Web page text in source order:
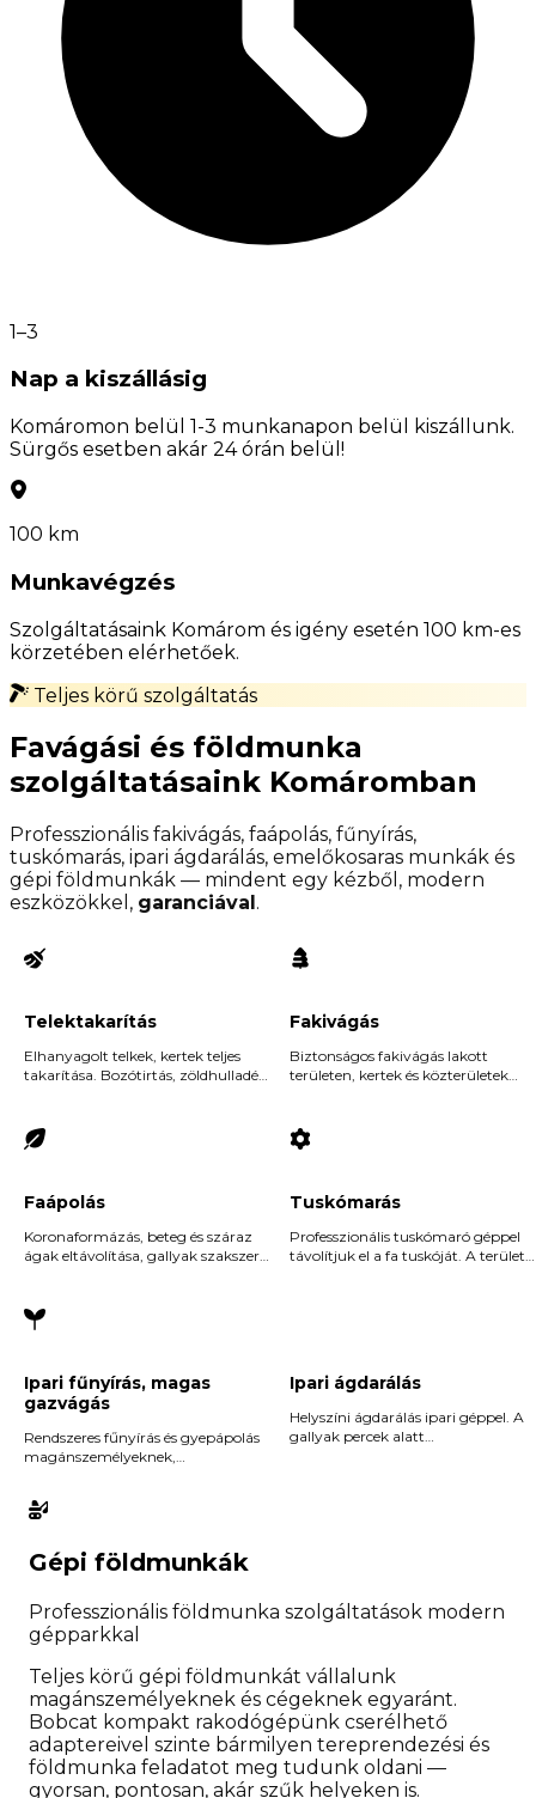
1–3
Nap a kiszállásig
Komáromon belül 1-3 munkanapon belül kiszállunk.
Sürgős esetben akár 24 órán belül!
100 km
Munkavégzés
Szolgáltatásaink Komárom és igény esetén 100 km-es
körzetében elérhetőek.
Teljes körű szolgáltatás
Favágási és földmunka
szolgáltatásaink Komáromban
Professzionális fakivágás, faápolás, fűnyírás,
tuskómarás, ipari ágdarálás, emelőkosaras munkák és
gépi földmunkák — mindent egy kézből, modern
eszközökkel, garanciával .
Telektakarítás
Elhanyagolt telkek, kertek teljes
takarítása. Bozótirtás, zöldhulladék
Fakivágás
Biztonságos fakivágás lakott
területen, kertek és közterületek
Faápolás
Koronaformázás, beteg és száraz
ágak eltávolítása, gallyak szakszerű
Tuskómarás
Professzionális tuskómaró géppel
távolítjuk el a fa tuskóját. A terület
Ipari fűnyírás, magas
gazvágás
Rendszeres fűnyírás és gyepápolás
magánszemélyeknek,
Ipari ágdarálás
Helyszíni ágdarálás ipari géppel. A
gallyak percek alatt
Gépi földmunkák
Professzionális földmunka szolgáltatások modern
gépparkkal
Teljes körű gépi földmunkát vállalunk
magánszemélyeknek és cégeknek egyaránt.
Bobcat kompakt rakodógépünk cserélhető
adaptereivel szinte bármilyen tereprendezési és
földmunka feladatot meg tudunk oldani —
gyorsan, pontosan, akár szűk helyeken is.